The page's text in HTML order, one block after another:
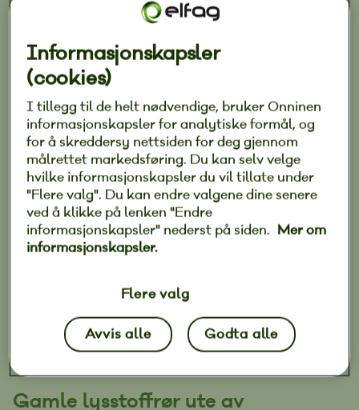
Publisert 09. september 2025|
Det er mange gode grunner til å bytte til
LED på hytta, både for lommeboka og
sikkerheten.
Har du fortsatt gamle lysrør, halogenpærer eller
glødepærer på hytta? Da er det kanskje på tide å
belysning, samtidig som du sparer strøm,
reduserer brannfaren og får et anlegg som holder
i mange år fremover.
Gamle lysstoffrør ute av
Informasjonskapsler
(cookies)
I tillegg til de helt nødvendige, bruker Onninen
informasjonskapsler for analytiske formål, og
for å skreddersy nettsiden for deg gjennom
målrettet markedsføring. Du kan selv velge
hvilke informasjonskapsler du vil tillate under
"Flere valg". Du kan endre valgene dine senere
ved å klikke på lenken "Endre
informasjonskapsler" nederst på siden. Mer om
informasjonskapsler.
Flere valg
Avvis alle Godta alle